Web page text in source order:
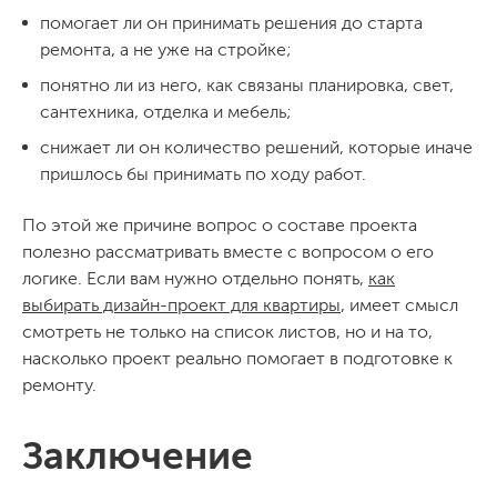
помогает ли он принимать решения до старта
ремонта, а не уже на стройке;
понятно ли из него, как связаны планировка, свет,
сантехника, отделка и мебель;
снижает ли он количество решений, которые иначе
пришлось бы принимать по ходу работ.
По этой же причине вопрос о составе проекта
полезно рассматривать вместе с вопросом о его
логике. Если вам нужно отдельно понять, как
выбирать дизайн-проект для квартиры, имеет смысл
смотреть не только на список листов, но и на то,
насколько проект реально помогает в подготовке к
ремонту.
Заключение